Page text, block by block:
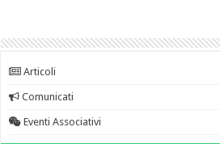
Articoli
Comunicati
Eventi Associativi